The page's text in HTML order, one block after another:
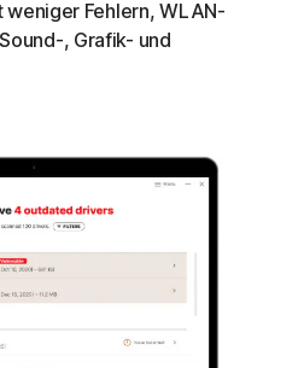
weniger Fehlern, WLAN-
, Grafik- und